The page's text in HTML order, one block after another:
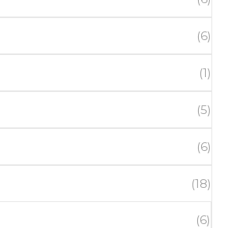
(6)
(1)
(5)
(6)
(18)
(6)